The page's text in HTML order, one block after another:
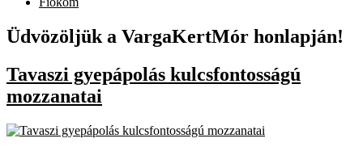
Üdvözöljük a VargaKertMór honlapján!
Tavaszi gyepápolás kulcsfontosságú
mozzanatai